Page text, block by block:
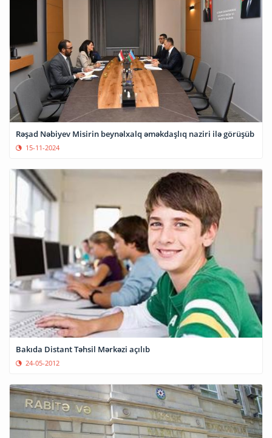
Rəşad Nəbiyev Misirin beynəlxalq əməkdaşlıq naziri ilə görüşüb
15-11-2024
Bakıda Distant Təhsil Mərkəzi açılıb
24-05-2012